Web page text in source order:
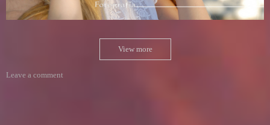
View more
Leave a comment